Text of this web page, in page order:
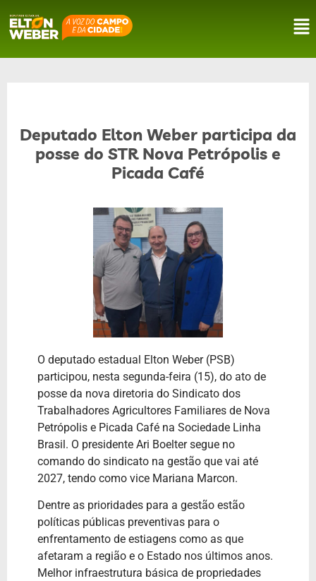
Deputado Elton Weber participa da
posse do STR Nova Petrópolis e
Picada Café
O deputado estadual Elton Weber (PSB)
participou, nesta segunda-feira (15), do ato de
posse da nova diretoria do Sindicato dos
Trabalhadores Agricultores Familiares de Nova
Petrópolis e Picada Café na Sociedade Linha
Brasil. O presidente Ari Boelter segue no
comando do sindicato na gestão que vai até
2027, tendo como vice Mariana Marcon.
Dentre as prioridades para a gestão estão
políticas públicas preventivas para o
enfrentamento de estiagens como as que
afetaram a região e o Estado nos últimos anos.
Melhor infraestrutura básica de propriedades